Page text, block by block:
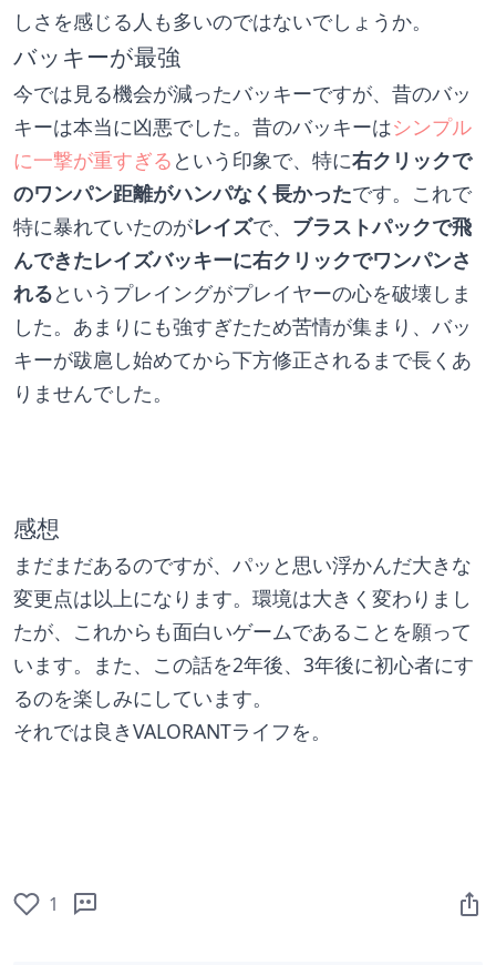
しさを感じる人も多いのではないでしょうか。
バッキーが最強
今では見る機会が減ったバッキーですが、昔のバッ
キーは本当に凶悪でした。昔のバッキーはシンプル
に一撃が重すぎる という印象で、特に右クリックで
のワンパン距離がハンパなく長かったです。これで
特に暴れていたのがレイズで、 ブラストパックで飛
んできたレイズバッキーに右クリックでワンパンさ
れるというプレイングがプレイヤーの心を破壊しま
した。あまりにも強すぎたため苦情が集まり、バッ
キーが跋扈し始めてから下方修正されるまで長くあ
りませんでした。
感想
まだまだあるのですが、パッと思い浮かんだ大きな
変更点は以上になります。環境は大きく変わりまし
たが、これからも面白いゲームであることを願って
います。また、この話を2年後、3年後に初心者にす
るのを楽しみにしています。
それでは良きVALORANTライフを。
1